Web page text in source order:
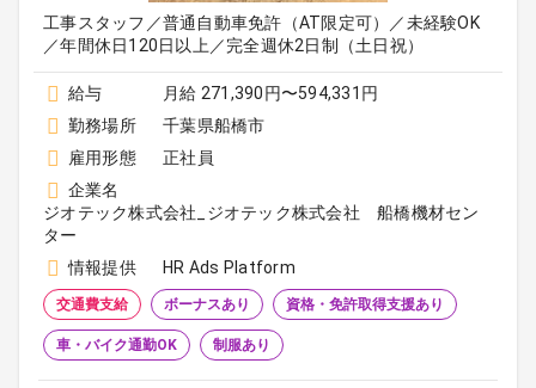
工事スタッフ／普通自動車免許（AT限定可）／未経験OK
／年間休日120日以上／完全週休2日制（土日祝）
給与
月給 271,390円〜594,331円
勤務場所
千葉県船橋市
雇用形態
正社員
企業名
ジオテック株式会社_ジオテック株式会社 船橋機材セン
ター
情報提供
HR Ads Platform
交通費支給 ボーナスあり 資格・免許取得支援あり
車・バイク通勤OK 制服あり